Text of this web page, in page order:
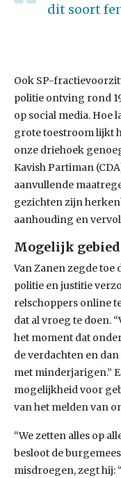
dit soort
Ook SP-
politie ontving rond
op social media. Hoe
grote toestroom lijkt
onze driehoek
Kavish Partiman
aanvullende
gezichten zijn
aanhouding en
Mogelijk
Van Zanen zegde toe
politie en justitie
relschoppers online
dat al vroeg te doen.
het moment dat
de verdachten en
met minderjarigen.”
mogelijkheid voor
van het melden van
“We zetten alles op
besloot de
misdroegen, zegt hij: